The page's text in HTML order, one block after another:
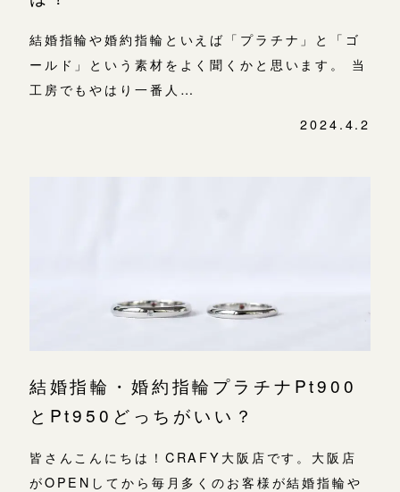
結婚指輪や婚約指輪といえば「プラチナ」と「ゴ
ールド」という素材をよく聞くかと思います。 当
工房でもやはり一番人…
2024.4.2
結婚指輪・婚約指輪プラチナPt900
とPt950どっちがいい？
皆さんこんにちは！CRAFY大阪店です。大阪店
がOPENしてから毎月多くのお客様が結婚指輪や